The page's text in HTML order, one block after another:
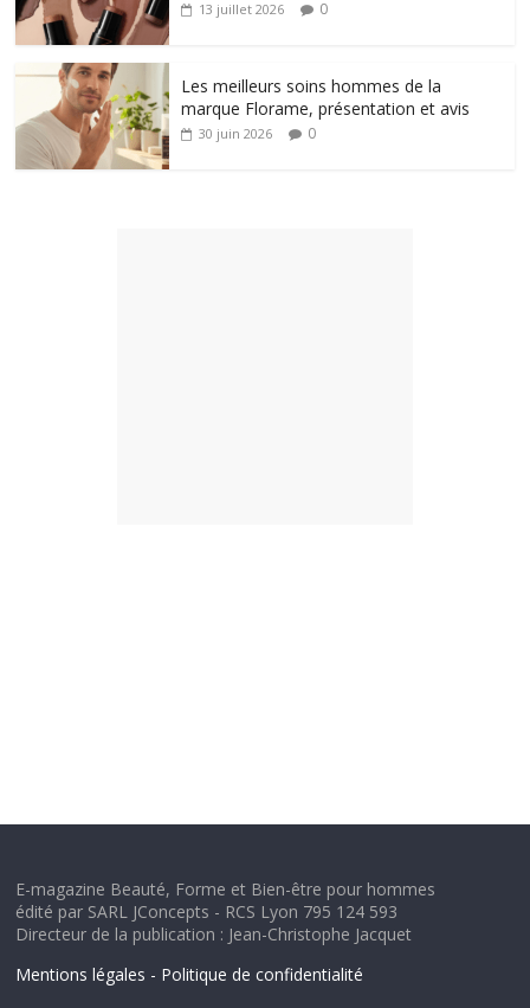
13 juillet 2026 0
Les meilleurs soins hommes de la
marque Florame, présentation et avis
30 juin 2026 0
E-magazine Beauté, Forme et Bien-être pour hommes
édité par SARL JConcepts - RCS Lyon 795 124 593
Directeur de la publication : Jean-Christophe Jacquet
Mentions légales - Politique de confidentialité